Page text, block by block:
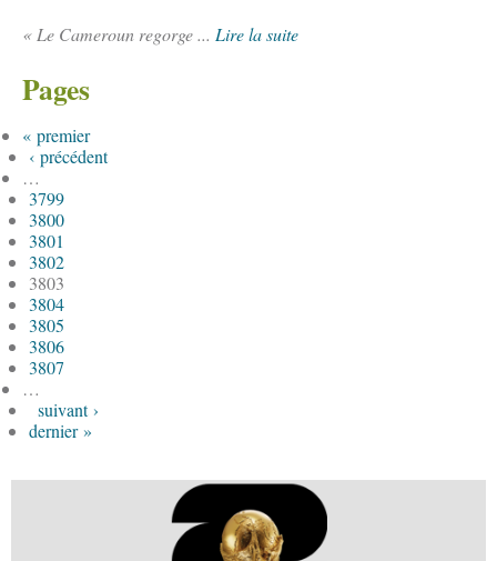
« Le Cameroun regorge ... Lire la suite
Pages
« premier
‹ précédent
…
3799
3800
3801
3802
3803
3804
3805
3806
3807
…
suivant ›
dernier »